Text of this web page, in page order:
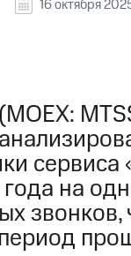
16 октября
на